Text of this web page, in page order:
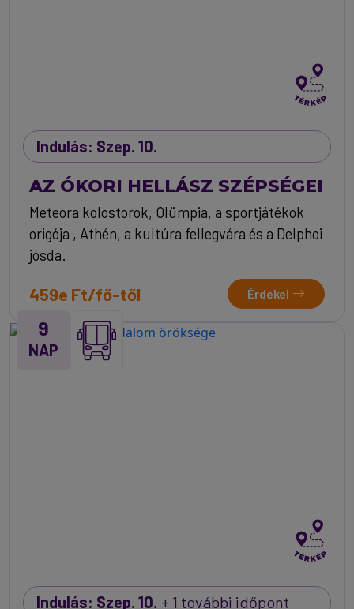
Indulás: Szep. 10.
AZ ÓKORI HELLÁSZ SZÉPSÉGEI
Meteora kolostorok, Olümpia, a sportjátékok
origója , Athén, a kultúra fellegvára és a Delphoi
jósda.
459e Ft/fő-től Érdekel
9
NAP
Indulás: Szep. 10. + 1 további időpont